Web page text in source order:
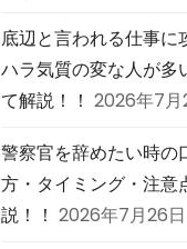
底辺と言われる仕事に
ハラ気質の変な人が多
て解説！！ 2026年7月
警察官を辞めたい時の
方・タイミング・注意
説！！ 2026年7月26日